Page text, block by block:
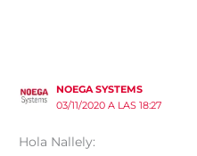
NOEGA SYSTEMS
03/11/2020 A LAS 18:27
Hola Nallely: